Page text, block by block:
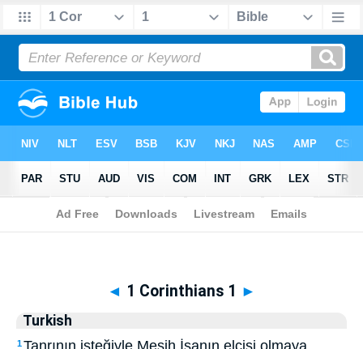
Biblia> Turkish> 1 Corinthians 1
◄ 1 Corinthians 1 ►
Turkish
1Tanrının isteğiyle Mesih İsanın elçisi olmaya